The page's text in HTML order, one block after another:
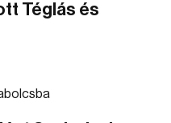
Téglás és